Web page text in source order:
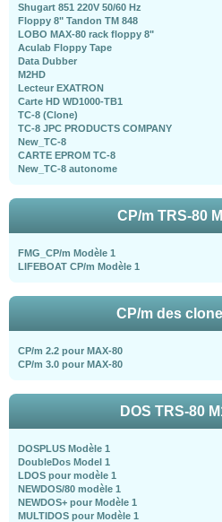
Shugart 851 220V 50/60 Hz
Floppy 8" Tandon TM 848
LOBO MAX-80 rack floppy 8"
Aculab Floppy Tape
Data Dubber
M2HD
Lecteur EXATRON
Carte HD WD1000-TB1
TC-8 (Clone)
TC-8 JPC PRODUCTS COMPANY
New_TC-8
CARTE EPROM TC-8
New_TC-8 autonome
CP/m TRS-80
FMG_CP/m Modèle 1
LIFEBOAT CP/m Modèle 1
CP/m des
CP/m 2.2 pour MAX-80
CP/m 3.0 pour MAX-80
DOS TRS-80
DOSPLUS Modèle 1
DoubleDos Model 1
LDOS pour modèle 1
NEWDOS/80 modèle 1
NEWDOS+ pour Modèle 1
MULTIDOS pour Modèle 1